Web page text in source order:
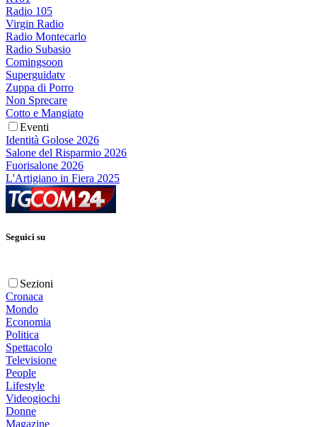
Radio 105
Virgin Radio
Radio Montecarlo
Radio Subasio
Comingsoon
Superguidatv
Zuppa di Porro
Non Sprecare
Cotto e Mangiato
Eventi
Identità Golose 2026
Salone del Risparmio 2026
Fuorisalone 2026
L'Artigiano in Fiera 2025
Seguici su
Sezioni
Cronaca
Mondo
Economia
Politica
Spettacolo
Televisione
People
Lifestyle
Videogiochi
Donne
Magazine